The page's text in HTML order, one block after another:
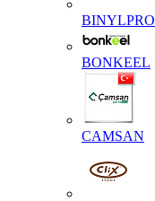
BINYLPRO
BONKEEL
CAMSAN